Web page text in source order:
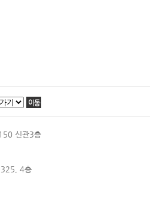
이동
신관3층
325, 4층